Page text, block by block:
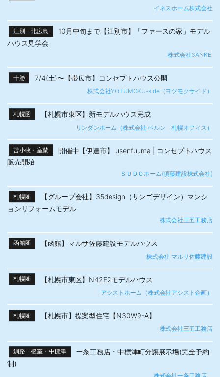
イネスホーム株式会社
江別・北広島
10月中旬まで【江別市】「ファースの家」モデル
ハウス見学会
株式会社SANKEI
十勝 7/4(土)〜【帯広市】​コンセプトハウス公開
株式会社YOTUMOKU-side（ヨツモクサイド）
札幌圏 【札幌市東区】新モデルハウス完成
リンダンホーム（株式会社 ベルン 札幌オフィス）
苫小牧・室蘭
開催中【伊達市】 usenfuuma | コンセプトハウス
販売開始
ＳＵＤＯホーム(須藤建設株式会社)
札幌圏
【グループ会社】35design（サンゴデザイン）マンシ
ョンリフォームモデル
株式会社三五工務店
函館圏 【函館】マルサ佐藤建設モデルハウス
株式会社 マルサ佐藤建設
札幌圏 【札幌市東区】N42E2モデルハウス
アシストホーム（株式会社アシスト企画）
札幌圏 【札幌市】提案型住宅【N30W9-A】
株式会社三五工務店
釧路・根室・中標津
一条工務店・中標津町分譲展示場(完全予約
制)
株式会社一条工務店